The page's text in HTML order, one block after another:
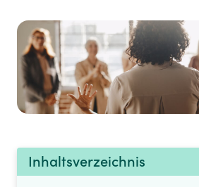
Inhaltsverzeichnis